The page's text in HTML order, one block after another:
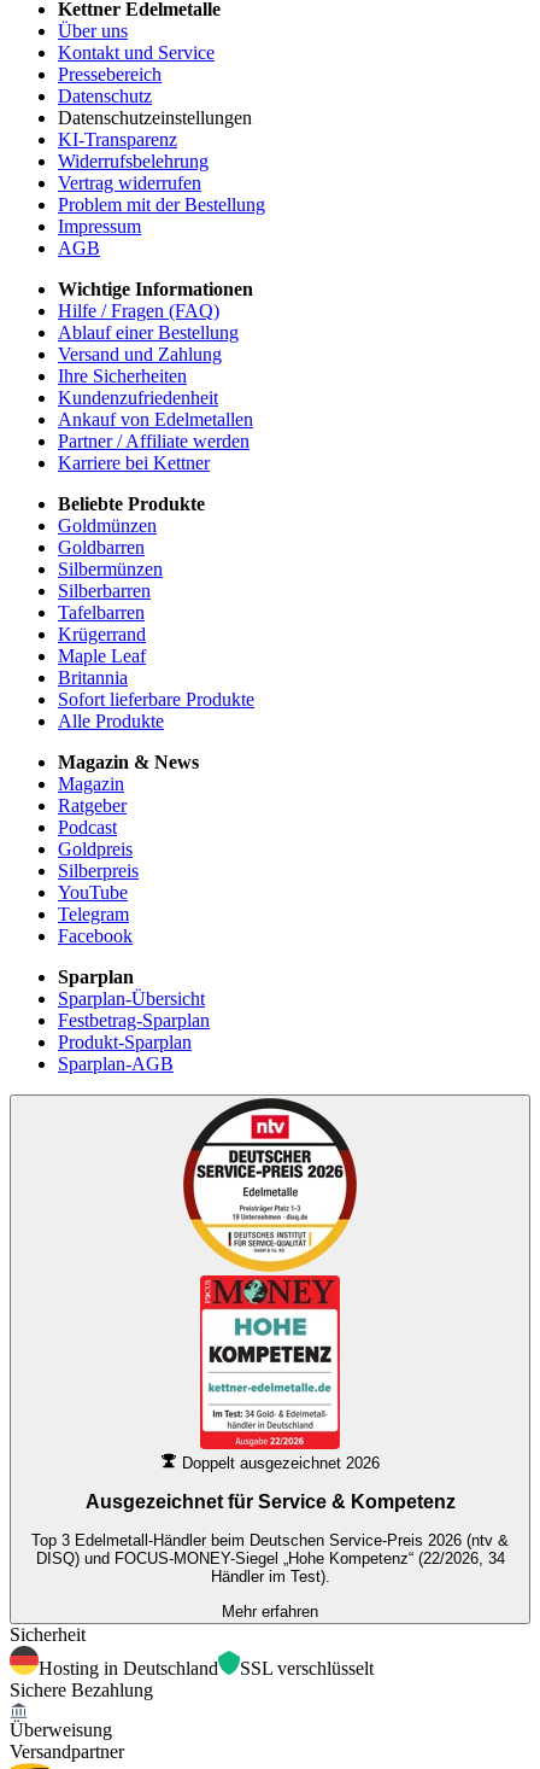
Kettner Edelmetalle
Über uns
Kontakt und Service
Pressebereich
Datenschutz
Datenschutzeinstellungen
KI-Transparenz
Widerrufsbelehrung
Vertrag widerrufen
Problem mit der Bestellung
Impressum
AGB
Wichtige Informationen
Hilfe / Fragen (FAQ)
Ablauf einer Bestellung
Versand und Zahlung
Ihre Sicherheiten
Kundenzufriedenheit
Ankauf von Edelmetallen
Partner / Affiliate werden
Karriere bei Kettner
Beliebte Produkte
Goldmünzen
Goldbarren
Silbermünzen
Silberbarren
Tafelbarren
Krügerrand
Maple Leaf
Britannia
Sofort lieferbare Produkte
Alle Produkte
Magazin & News
Magazin
Ratgeber
Podcast
Goldpreis
Silberpreis
YouTube
Telegram
Facebook
Sparplan
Sparplan-Übersicht
Festbetrag-Sparplan
Produkt-Sparplan
Sparplan-AGB
Doppelt ausgezeichnet 2026
Ausgezeichnet für Service & Kompetenz
Top 3 Edelmetall-Händler beim Deutschen Service-Preis 2026 (ntv &
DISQ) und FOCUS-MONEY-Siegel „Hohe Kompetenz“ (22/2026, 34
Händler im Test).
Mehr erfahren
Sicherheit
Hosting in Deutschland
SSL verschlüsselt
Sichere Bezahlung
Überweisung
Versandpartner